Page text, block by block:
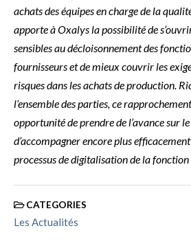
achats des équipes en charge de la
apporte à Oxalys la possibilité de
sensibles au décloisonnement des
fournisseurs et de mieux couvrir les
risques dans les achats de production.
l’ensemble des parties, ce
opportunité de prendre de l’avance sur
d’accompagner encore plus
processus de digitalisation de la fonction
CATEGORIES
Les Actualités